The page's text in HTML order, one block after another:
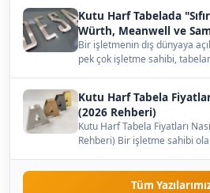
Kutu Harf Tabelada
Würth, Meanwell ve
Bir işletmenin dış dünyaya
pek çok işletme sahibi,
Kutu Harf Tabela
(2026 Rehberi)
Kutu Harf Tabela Fiyatları
Rehberi) Bir işletme sahibi olarak tabela yaptırmaya
Tüm